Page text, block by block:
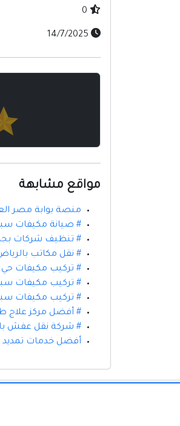
مواقع مشابهة
منصة بوابة مصر
# صيانة مكيفات
# تنظيف شركات
# نقل مكاتب
# تركيب مكيفات حي
# تركيب مكيفات
# تركيب مكيفات
# أفضل مركز علاج
# شركة نقل عفش
أفضل خدمات تمديد